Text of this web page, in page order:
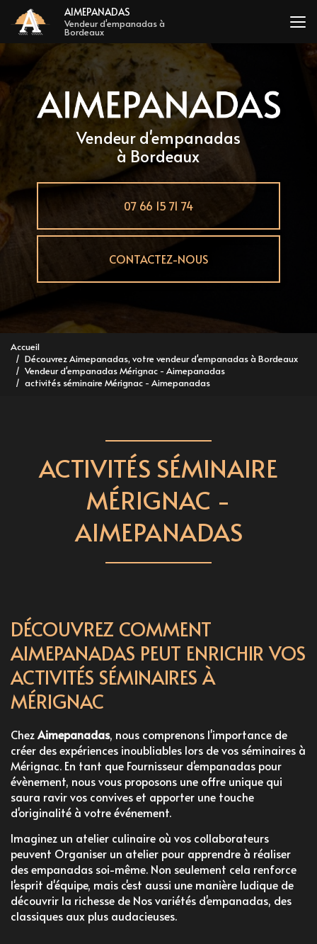
au
contenu
principal
AIMEPANADAS
Vendeur d'empanadas à
Bordeaux
Vendeur d'empanadas
à Bordeaux
07 66 15 71 74
CONTACTEZ-NOUS
Accueil
Découvrez Aimepanadas, votre vendeur d'empanadas à Bordeaux
Vendeur d'empanadas Mérignac - Aimepanadas
activités séminaire Mérignac - Aimepanadas
ACTIVITÉS SÉMINAIRE
MÉRIGNAC -
AIMEPANADAS
DÉCOUVREZ COMMENT
AIMEPANADAS PEUT ENRICHIR VOS
ACTIVITÉS SÉMINAIRES À
MÉRIGNAC
ChezAimepanadas, nous comprenons l'importance de
créer des expériences inoubliables lors de vos séminaires à
Mérignac. En tant que Fournisseur d'empanadas pour
évènement, nous vous proposons une offre unique qui
saura ravir vos convives et apporter une touche
d'originalité à votre événement.
Imaginez un atelier culinaire où vos collaborateurs
peuvent Organiser un atelier pour apprendre à réaliser
des empanadas soi-même. Non seulement cela renforce
l'esprit d'équipe, mais c'est aussi une manière ludique de
découvrir la richesse de Nos variétés d'empanadas, des
classiques aux plus audacieuses.